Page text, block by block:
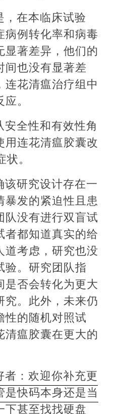
在本临床试验
病例转化率和病毒
著差异，他们的
间也没有显著差
花清瘟治疗组中
。
全性和有效性角
用连花清瘟胶囊改
。
研究设计存在一
暴发的紧迫性且患
队没有进行双盲试
者都知道真实的给
道考虑，研究也没
验。研究团队指
是否会转化为更大
究。此外，未来仍
性的随机对照试
瘟胶囊在更大的
：欢迎你补充更
是快码本身还是当
下甚至找找硬盘